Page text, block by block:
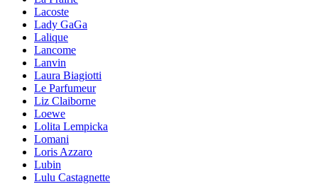
Lacoste
Lady GaGa
Lalique
Lancome
Lanvin
Laura Biagiotti
Le Parfumeur
Liz Claiborne
Loewe
Lolita Lempicka
Lomani
Loris Azzaro
Lubin
Lulu Castagnette